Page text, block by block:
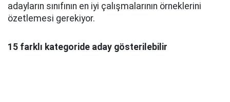
adayların sınıfının en iyi çalışmalarının örneklerini
özetlemesi gerekiyor.
15 farklı kategoride aday gösterilebilir